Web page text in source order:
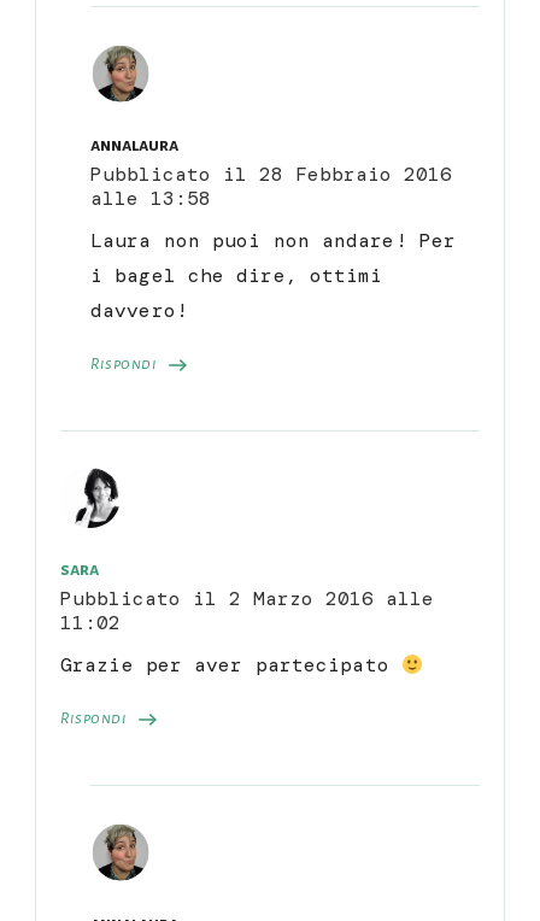
annalaura
Pubblicato il 28 Febbraio 2016
alle 13:58
Rispondi
Laura non puoi non andare! Per
i bagel che dire, ottimi
davvero!
sara
Pubblicato il 2 Marzo 2016 alle
11:02
Rispondi
Grazie per aver partecipato